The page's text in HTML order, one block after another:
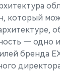
который
— одно
бренда